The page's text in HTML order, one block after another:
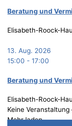
Bera­tung und
Elisabeth-Roock-
13. Aug. 2026
15:00 -17:00
Bera­tung und
Elisabeth-Roock-
Keine Veranstaltung
Mehr laden